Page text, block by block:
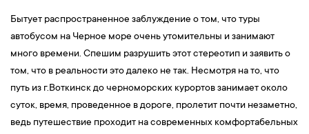
Бытует распространенное заблуждение о том, что туры
автобусом на Черное море очень утомительны и занимают
много времени. Спешим разрушить этот стереотип и заявить о
том, что в реальности это далеко не так. Несмотря на то, что
путь из г.Воткинск до черноморских курортов занимает около
суток, время, проведенное в дороге, пролетит почти незаметно,
ведь путешествие проходит на современных комфортабельных